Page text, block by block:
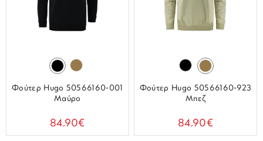
Φούτερ Hugo 50566160-001
Μαύρο
84.90€
Φούτερ Hugo 50566160-923
Μπεζ
84.90€